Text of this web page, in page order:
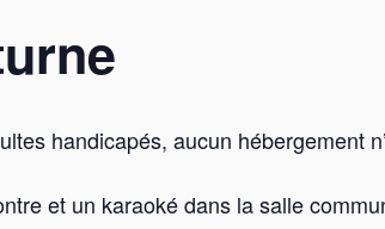
handicapés, aucun hébergement
et un karaoké dans la salle